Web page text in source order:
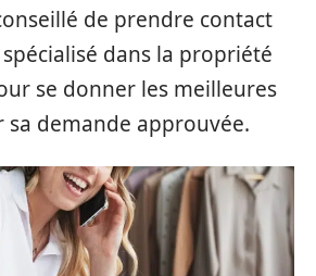
de prendre contact
dans la propriété
se donner les meilleures
sa demande approuvée.